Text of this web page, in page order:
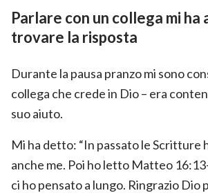
Parlare con un collega mi ha
trovare la risposta
Durante la pausa pranzo mi sono
collega che crede in Dio – era
suo aiuto.
Mi ha detto: “In passato le Scritture
anche me. Poi ho letto Matteo
ci ho pensato a lungo. Ringrazio Dio